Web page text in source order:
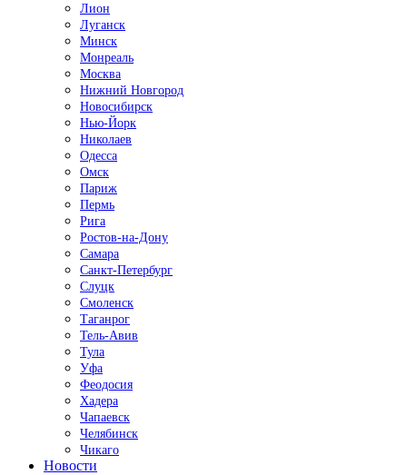
Лион
Луганск
Минск
Монреаль
Москва
Нижний Новгород
Новосибирск
Нью-Йорк
Николаев
Одесса
Омск
Париж
Пермь
Рига
Ростов-на-Дону
Самара
Санкт-Петербург
Слуцк
Смоленск
Таганрог
Тель-Авив
Тула
Уфа
Феодосия
Хадера
Чапаевск
Челябинск
Чикаго
Новости